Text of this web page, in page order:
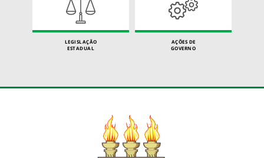
LEGISLAÇÃO
ESTADUAL
AÇÕES DE
GOVERNO